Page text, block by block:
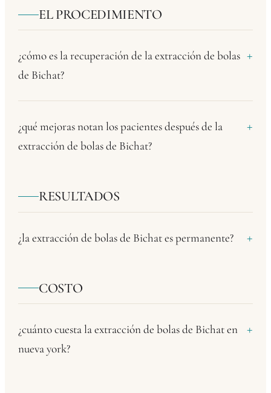
EL PROCEDIMIENTO
¿cómo es la recuperación de la extracción de bolas
de Bichat?
¿qué mejoras notan los pacientes después de la
extracción de bolas de Bichat?
RESULTADOS
¿la extracción de bolas de Bichat es permanente?
COSTO
¿cuánto cuesta la extracción de bolas de Bichat en
nueva york?